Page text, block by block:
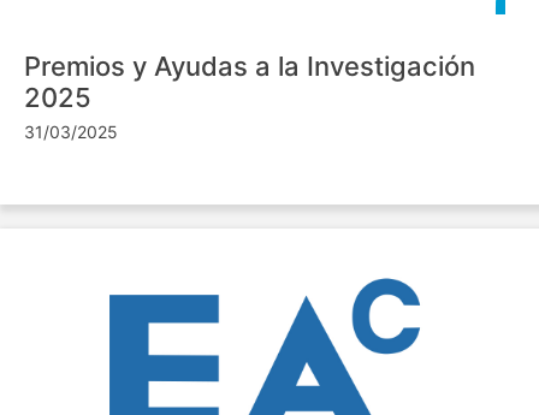
Premios y Ayudas a la Investigación
2025
31/03/2025